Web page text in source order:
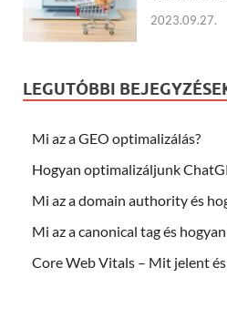
2023.09.27.
LEGUTÓBBI
Mi az a GEO optimalizálás?
Hogyan optimalizáljunk
Mi az a domain authority és
Mi az a canonical tag és
Core Web Vitals – Mit jelent